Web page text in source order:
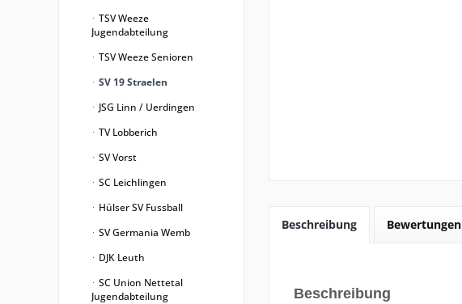
TSV Weeze
Jugendabteilung
TSV Weeze Senioren
SV 19 Straelen
JSG Linn / Uerdingen
TV Lobberich
SV Vorst
SC Leichlingen
Hülser SV Fussball
SV Germania Wemb
DJK Leuth
SC Union Nettetal
Jugendabteilung
Beschreibung Bewertungen
Beschreibung